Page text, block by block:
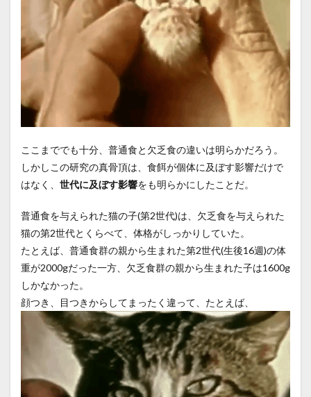
ここまででも十分、普通食と欠乏食の違いは明らかだろう。
しかしこの研究の真骨頂は、食餌が個体に及ぼす影響だけで
はなく、 世代に及ぼす影響をも明らかにしたことだ。
普通食を与えられた猫の子(第2世代)は、欠乏食を与えられた
猫の第2世代とくらべて、体格がしっかりしていた。
たとえば、普通食群の親から生まれた第2世代(生後16週)の体
重が2000gだった一方、欠乏食群の親から生まれた子は1600g
しかなかった。
顔つき、目つきからしてまったく違って、たとえば、